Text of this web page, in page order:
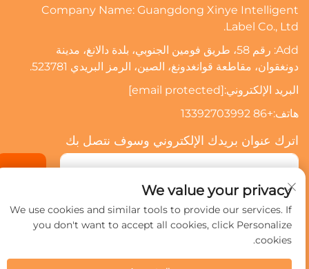
Company Name: Guangdong Xinye Intelligent
Label Co., Ltd.
Add: رقم 58، طريق فومين الجنوبي، بلدة دالانغ، مدينة
دونغقوان، مقاطعة قوانغدونغ، الصين، الرمز البريدي 523781.
البريد الإلكتروني:[email protected]
هاتف:+86 13392703992
اترك عنوان بريدك الإلكتروني وسوف نتصل بك
حقوق النشر © 2024 شركة قوانغدونغ شينيي للعلامات الذكية المحدودة.
We value your privacy
We use cookies and similar tools to provide our services. If
you don't want to accept all cookies, click Personalize
cookies.